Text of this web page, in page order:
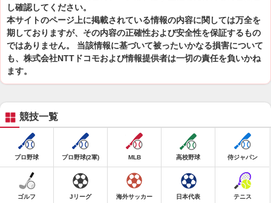
し確認してください。
本サイトのページ上に掲載されている情報の内容に関しては万全を
期しておりますが、その内容の正確性および安全性を保証するもの
ではありません。 当該情報に基づいて被ったいかなる損害について
も、株式会社NTTドコモおよび情報提供者は一切の責任を負いかね
ます。
競技一覧
プロ野球 プロ野球(2軍) MLB 高校野球 侍ジャパン
ゴルフ Jリーグ 海外サッカー 日本代表 テニス